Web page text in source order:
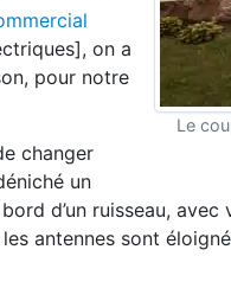
Le
on a
pour notre
changer
un
d’un ruisseau,
antennes sont